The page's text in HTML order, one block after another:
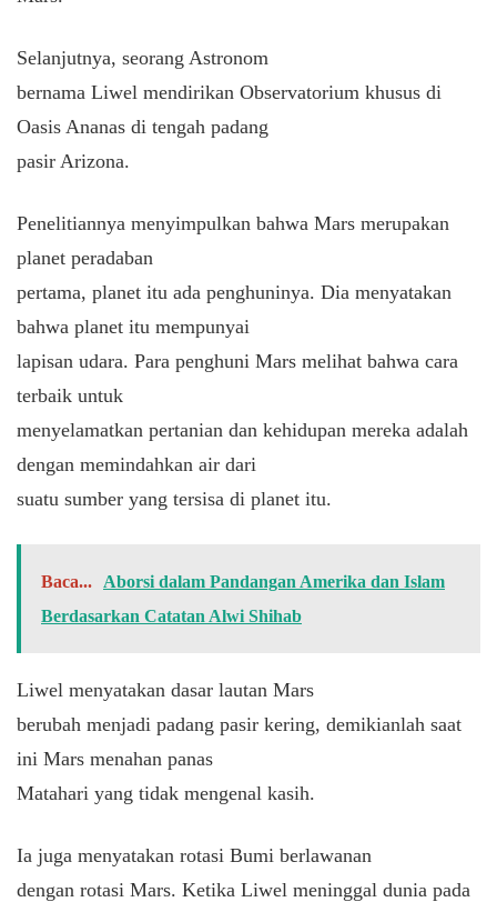
Selanjutnya, seorang Astronom
bernama Liwel mendirikan Observatorium khusus di
Oasis Ananas di tengah padang
pasir Arizona.
Penelitiannya menyimpulkan bahwa Mars merupakan
planet peradaban
pertama, planet itu ada penghuninya. Dia menyatakan
bahwa planet itu mempunyai
lapisan udara. Para penghuni Mars melihat bahwa cara
terbaik untuk
menyelamatkan pertanian dan kehidupan mereka adalah
dengan memindahkan air dari
suatu sumber yang tersisa di planet itu.
Baca...
Aborsi dalam Pandangan Amerika dan Islam
Berdasarkan Catatan Alwi Shihab
Liwel menyatakan dasar lautan Mars
berubah menjadi padang pasir kering, demikianlah saat
ini Mars menahan panas
Matahari yang tidak mengenal kasih.
Ia juga menyatakan rotasi Bumi berlawanan
dengan rotasi Mars. Ketika Liwel meninggal dunia pada